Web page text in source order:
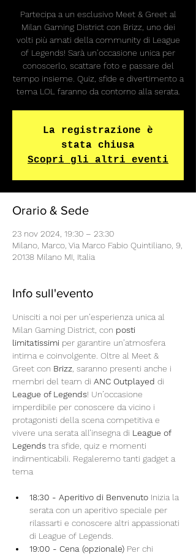
Partecipa a un esclusivo Meet & Greet al
Milan Gaming District con Brizz, uno dei
volti più amati della community di League
of Legends! Sarà un’occasione unica per
conoscerlo, scattare foto e passare del
tempo insieme. Quiz, sfide e divertimento a
tema LOL faranno da contorno alla serata.
La registrazione è
stata chiusa
Scopri gli altri eventi
Orario & Sede
23 nov 2024, 19:30 – 23:30
Milano, Marco, Via Marco Fabio Quintiliano, 9,
20138 Milano MI, Italia
Info sull'evento
Unisciti a noi per un’esperienza unica al
Milan Gaming District, con posti
limitatissimi per garantire un’atmosfera
intima e coinvolgente. Oltre al Meet &
Greet con Brizz , saranno presenti anche i
membri del team di ANC Outplayed di
League of Legends! Un’occasione
imperdibile per conoscere da vicino i
protagonisti della scena competitiva e
vivere una serata all’insegna di League of
Legends tra sfide, quiz e momenti
indimenticabili. Regaleremo tanti gadget a
tema
18:30 - Aperitivo di Benvenuto Inizia la
serata con un aperitivo speciale per
rilassarti e conoscere altri appassionati
di League of Legends.
19:00 - Cena (opzionale) Per chi